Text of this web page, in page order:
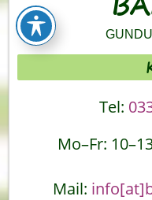
Tel:
Mo–Fr:
Mail: